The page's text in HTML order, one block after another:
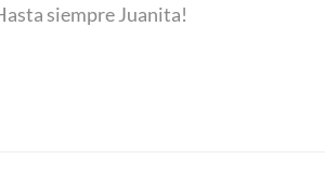
siempre Juanita!